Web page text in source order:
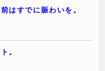
はすでに賑わいを。
。